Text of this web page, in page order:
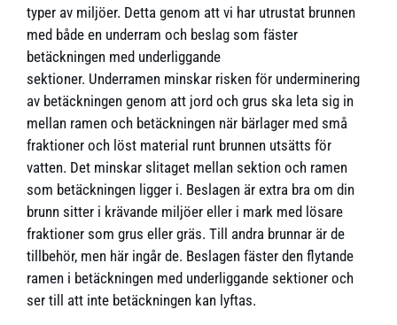
typer av miljöer. Detta genom att vi har utrustat brunnen
med både en underram och beslag som fäster
betäckningen med underliggande
sektioner. Underramen minskar risken för underminering
av betäckningen genom att jord och grus ska leta sig in
mellan ramen och betäckningen när bärlager med små
fraktioner och löst material runt brunnen utsätts för
vatten. Det minskar slitaget mellan sektion och ramen
som betäckningen ligger i. Beslagen är extra bra om din
brunn sitter i krävande miljöer eller i mark med lösare
fraktioner som grus eller gräs. Till andra brunnar är de
tillbehör, men här ingår de. Beslagen fäster den flytande
ramen i betäckningen med underliggande sektioner och
ser till att inte betäckningen kan lyftas.